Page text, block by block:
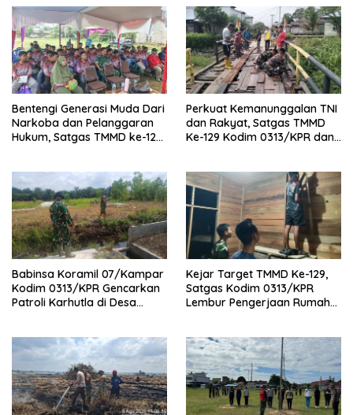
Bentengi Generasi Muda Dari
Narkoba dan Pelanggaran
Hukum, Satgas TMMD ke-129
Terap
Perkuat Kemanunggalan TNI
dan Rakyat, Satgas TMMD
Ke-129 Kodim 0313/KPR dan
Desa
Babinsa Koramil 07/Kampar
Kodim 0313/KPR Gencarkan
Patroli Karhutla di Desa
Kejar Target TMMD Ke-129,
Satgas Kodim 0313/KPR
Lembur Pengerjaan Rumah